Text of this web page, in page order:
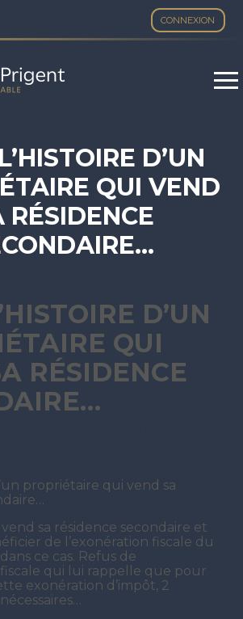
CONNEXION
D’UN
QUI VEND
RÉSIDENCE
D’UN
QUI
RÉSIDENCE
propriétaire qui vend sa
sa résidence secondaire et
de l’exonération fiscale du
ce cas. Refus de
fiscale qui lui rappelle que pour
exonération d’impôt, 2